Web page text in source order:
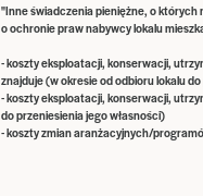
"Inne świadczenia pieniężne, o których
o ochronie praw nabywcy lokalu
- koszty eksploatacji, konserwacji,
znajduje (w okresie od odbioru lokalu
- koszty eksploatacji, konserwacji,
do przeniesienia jego własności)
- koszty zmian aranżacyjnych/